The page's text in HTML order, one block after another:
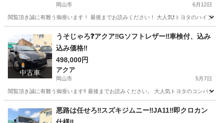
岡山市 6月12日
閲覧頂き誠に有難う御座います！ 最後までお読みください！ 大人気❗️トヨタのハイ
プリウス プリウスアルファ
中古車
うそじゃろ❓アクア‼️Gソフトレザー‼️車検付、込み
込み価格‼️
498,000円
アクア
岡山市 5月7日
閲覧頂き誠に有難う御座います‼️ 最後までお読みください。 大人気トヨタのコンパクト
アクア ミッション
悪路は任せろ‼️スズキジムニー‼️JA11‼️即クロカン